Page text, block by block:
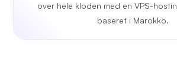
over hele kloden med en VPS-
baseret i Marokko.